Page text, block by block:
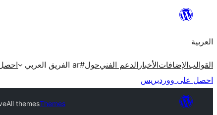
المحتوى
العربية
القوالبالإضافاتالأخبار الدعم الفنيحول#ar الفريق العربي
احصل على ووردبريس
Themes
All themes